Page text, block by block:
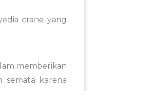
crane yang
memberikan
semata karena